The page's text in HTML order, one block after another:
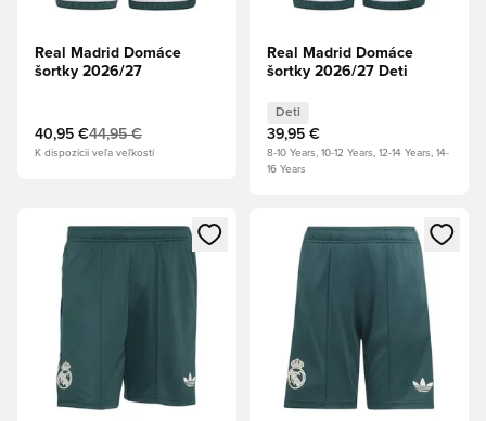
Real Madrid Domáce
šortky 2026/27
40,95 €44,95 €
K dispozícii veľa veľkostí
Real Madrid Domáce
šortky 2026/27 Deti
Deti
39,95 €
8-10 Years, 10-12 Years, 12-14 Years, 14-
16 Years
Otvorí modál na prihlásenie alebo registráciu ako člen
Otvorí modál na prihlásenie